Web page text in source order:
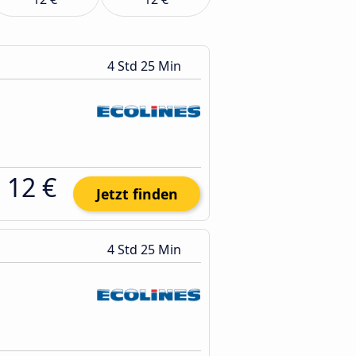
4 Std 25 Min
12 € Jetzt finden
4 Std 25 Min